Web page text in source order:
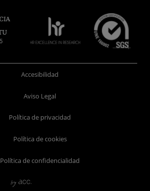
Accesibilidad
Aviso Legal
Política de privacidad
Política de cookies
Política de confidencialidad